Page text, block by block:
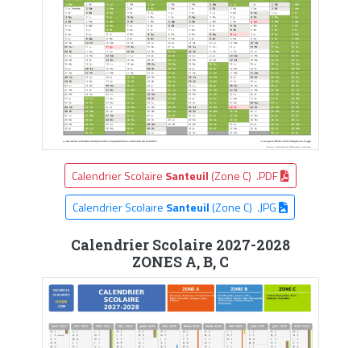
Calendrier Scolaire Santeuil (Zone C) .PDF
Calendrier Scolaire Santeuil(Zone C) .JPG
Calendrier Scolaire 2027-2028
ZONES A, B, C